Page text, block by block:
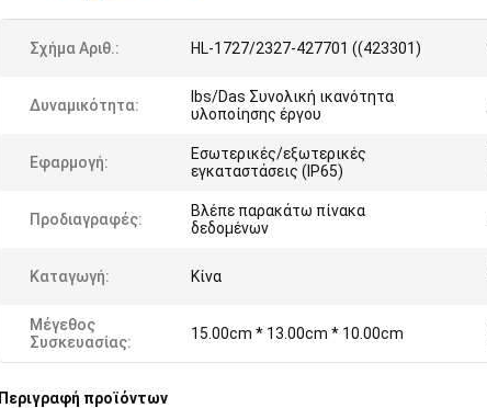
Σχήμα Αριθ.: HL-1727/2327-427701 ((423301)
Δυναμικότητα:
Ibs/Das Συνολική ικανότητα
υλοποίησης έργου
Εφαρμογή:
Εσωτερικές/εξωτερικές
εγκαταστάσεις (IP65)
Προδιαγραφές:
Βλέπε παρακάτω πίνακα
δεδομένων
Καταγωγή: Κίνα
Μέγεθος
Συσκευασίας:
15.00cm * 13.00cm * 10.00cm
Περιγραφή προϊόντων